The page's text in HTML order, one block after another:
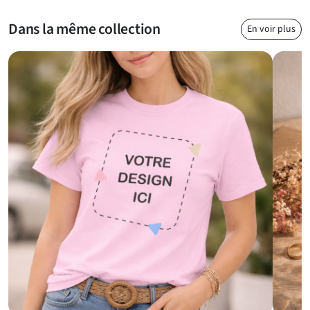
Le mètre ruban personnalisé, un excellent cadeau à offrir à un
amateur de bricolage
Le mètre ruban que nous proposons à la vente à un prix très
attractif, et en livraison rapide, est un produit personnalisable
en plastique léger, idéal pour intégrer une photo, un texte
inspirant ou une marque distinctive pour répondre à tous vos
besoins. C'est un cadeau pratique, utile et de grande qualité,
qui peut être personnalisé et offert à un homme (conjoint,
frère, cousin…) ou à une femme, parfait pour marquer une
occasion spéciale ou répondre à un besoin pratique. Si le
destinataire du cadeau est habile de ses mains et aime
particulièrement faire du bricolage, il appréciera certainement
lemètre ruban personnalisé
que vous lui offrirez.
Vous êtes libre de choisir votre idée de personnalisation selon
vos envies, que cela soit une image marquante, une photo
inspirante, une marque élégante ou un texte promotionnel
Dans la même collection En voir plus